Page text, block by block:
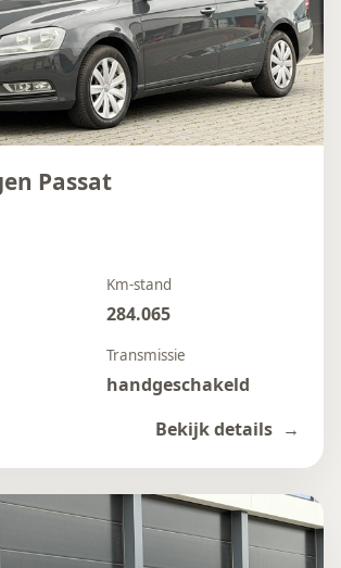
Passat
Km-stand
284.065
Transmissie
handgeschakeld
Bekijk details